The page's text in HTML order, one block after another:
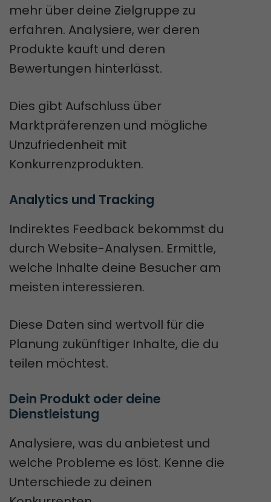
mehr über deine Zielgruppe zu
erfahren. Analysiere, wer deren
Produkte kauft und deren
Bewertungen hinterlässt.
Dies gibt Aufschluss über
Marktpräferenzen und mögliche
Unzufriedenheit mit
Konkurrenzprodukten.
Analytics und Tracking
Indirektes Feedback bekommst du
durch Website-Analysen. Ermittle,
welche Inhalte deine Besucher am
meisten interessieren.
Diese Daten sind wertvoll für die
Planung zukünftiger Inhalte, die du
teilen möchtest.
Dein Produkt oder deine
Dienstleistung
Analysiere, was du anbietest und
welche Probleme es löst. Kenne die
Unterschiede zu deinen